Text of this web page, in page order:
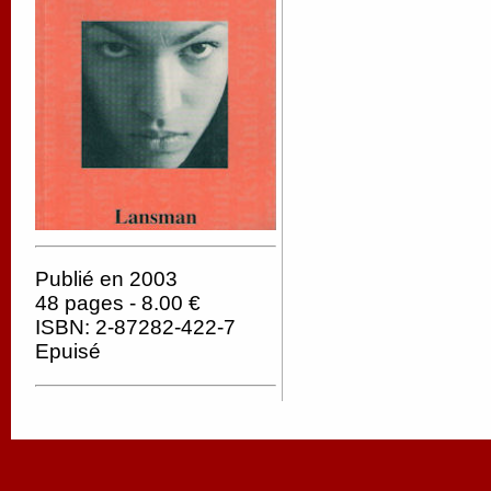
Publié en 2003
48 pages - 8.00 €
ISBN: 2-87282-422-7
Epuisé